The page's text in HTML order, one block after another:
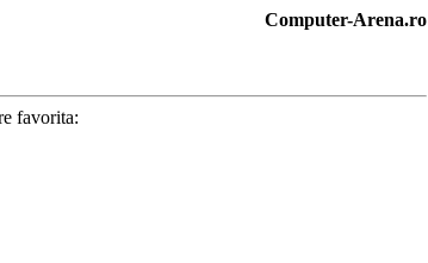
Computer-Arena.ro
favorita: